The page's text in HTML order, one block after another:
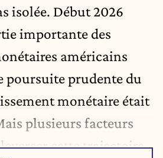
isolée. Début 2026
importante des
américains
poursuite prudente du
monétaire était
plusieurs facteurs
cette trajectoire.